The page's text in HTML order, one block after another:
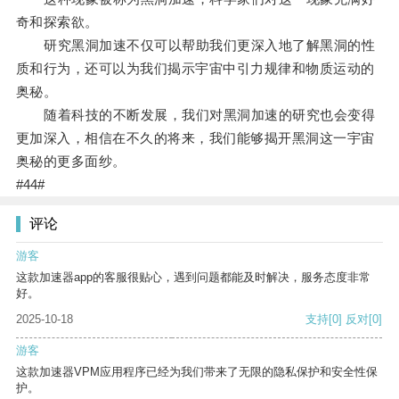
奇和探索欲。
研究黑洞加速不仅可以帮助我们更深入地了解黑洞的性
质和行为，还可以为我们揭示宇宙中引力规律和物质运动的
奥秘。
随着科技的不断发展，我们对黑洞加速的研究也会变得
更加深入，相信在不久的将来，我们能够揭开黑洞这一宇宙
奥秘的更多面纱。
#44#
评论
游客
这款加速器app的客服很贴心，遇到问题都能及时解决，服务态度非常
好。
2025-10-18
支持[0] 反对[0]
游客
这款加速器VPM应用程序已经为我们带来了无限的隐私保护和安全性保
护。